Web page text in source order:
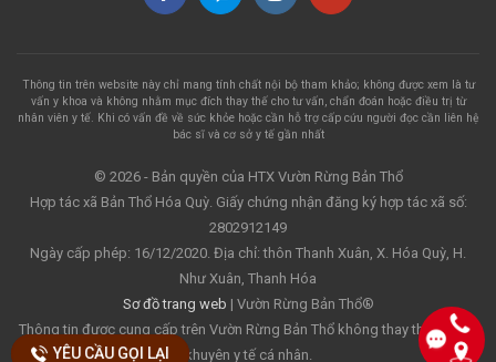
YÊU CẦU GỌI LẠI
YÊU CẦU GỌI LẠI
© 2026 - Bản quyền của HTX Vườn Rừng Bản Thổ
Hợp tác xã Bản Thổ Hóa Quỳ. Giấy chứng nhận đăng ký hợp tác xã số:
2802912149
Ngày cấp phép: 16/12/2020. Địa chỉ: thôn Thanh Xuân, X. Hóa Quỳ, H.
Như Xuân, Thanh Hóa
Sơ đồ trang web | Vườn Rừng Bản Thổ®
Thông tin được cung cấp trên Vườn Rừng Bản Thổ không thay thế cho lời
khuyên y tế cá nhân.
Thông tin trên website này chỉ mang tính chất nội bộ tham khảo; không được xem là tư
vấn y khoa và không nhằm mục đích thay thế cho tư vấn, chẩn đoán hoặc điều trị từ
nhân viên y tế. Khi có vấn đề về sức khỏe hoặc cần hỗ trợ cấp cứu người đọc cần liên hệ
bác sĩ và cơ sở y tế gần nhất